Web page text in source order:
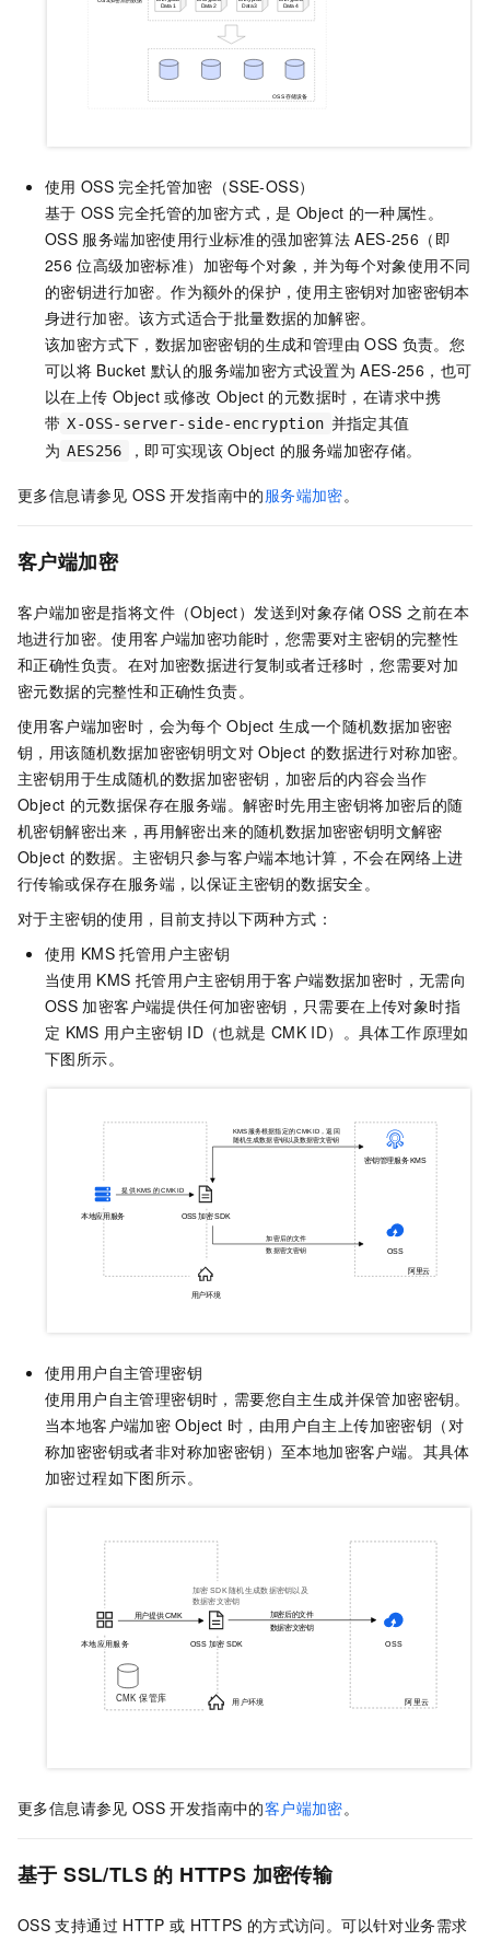
使用 OSS 完全托管加密（SSE-OSS）
基于 OSS 完全托管的加密方式，是 Object 的一种属性。
OSS 服务端加密使用行业标准的强加密算法 AES-256（即
256 位高级加密标准）加密每个对象，并为每个对象使用不同
的密钥进行加密。作为额外的保护，使用主密钥对加密密钥本
身进行加密。该方式适合于批量数据的加解密。
该加密方式下，数据加密密钥的生成和管理由 OSS 负责。您
可以将 Bucket 默认的服务端加密方式设置为 AES-256，也可
以在上传 Object 或修改 Object 的元数据时，在请求中携
带 X-OSS-server-side-encryption 并指定其值
为 AES256 ，即可实现该 Object 的服务端加密存储。
更多信息请参见 OSS 开发指南中的服务端加密。
客户端加密
客户端加密是指将文件（Object）发送到对象存储 OSS 之前在本
地进行加密。使用客户端加密功能时，您需要对主密钥的完整性
和正确性负责。在对加密数据进行复制或者迁移时，您需要对加
密元数据的完整性和正确性负责。
使用客户端加密时，会为每个 Object 生成一个随机数据加密密
钥，用该随机数据加密密钥明文对 Object 的数据进行对称加密。
主密钥用于生成随机的数据加密密钥，加密后的内容会当作
Object 的元数据保存在服务端。解密时先用主密钥将加密后的随
机密钥解密出来，再用解密出来的随机数据加密密钥明文解密
Object 的数据。主密钥只参与客户端本地计算，不会在网络上进
行传输或保存在服务端，以保证主密钥的数据安全。
对于主密钥的使用，目前支持以下两种方式：
使用 KMS 托管用户主密钥
当使用 KMS 托管用户主密钥用于客户端数据加密时，无需向
OSS 加密客户端提供任何加密密钥，只需要在上传对象时指
定 KMS 用户主密钥 ID（也就是 CMK ID）。具体工作原理如
下图所示。
使用用户自主管理密钥
使用用户自主管理密钥时，需要您自主生成并保管加密密钥。
当本地客户端加密 Object 时，由用户自主上传加密密钥（对
称加密密钥或者非对称加密密钥）至本地加密客户端。其具体
加密过程如下图所示。
更多信息请参见 OSS 开发指南中的客户端加密。
基于 SSL/TLS 的 HTTPS 加密传输
OSS 支持通过 HTTP 或 HTTPS 的方式访问。可以针对业务需求